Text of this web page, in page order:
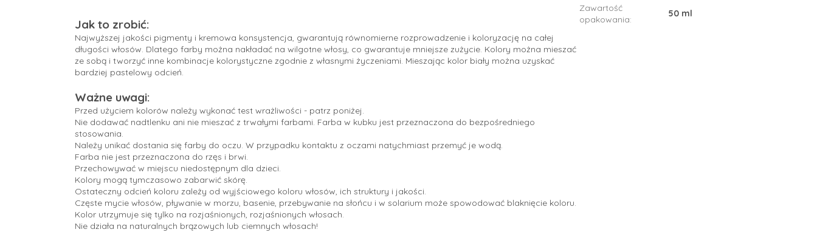
Jak to zrobić:
Najwyższej jakości pigmenty i kremowa konsystencja, gwarantują równomierne rozprowadzenie i koloryzację na całej
długości włosów. Dlatego farby można nakładać na wilgotne włosy, co gwarantuje mniejsze zużycie. Kolory można mieszać
ze sobą i tworzyć inne kombinacje kolorystyczne zgodnie z własnymi życzeniami. Mieszając kolor biały można uzyskać
bardziej pastelowy odcień.
Ważne uwagi:
Przed użyciem kolorów należy wykonać test wrażliwości - patrz poniżej.
Nie dodawać nadtlenku ani nie mieszać z trwałymi farbami. Farba w kubku jest przeznaczona do bezpośredniego
stosowania.
Należy unikać dostania się farby do oczu. W przypadku kontaktu z oczami natychmiast przemyć je wodą.
Farba nie jest przeznaczona do rzęs i brwi.
Przechowywać w miejscu niedostępnym dla dzieci.
Kolory mogą tymczasowo zabarwić skórę.
Ostateczny odcień koloru zależy od wyjściowego koloru włosów, ich struktury i jakości.
Częste mycie włosów, pływanie w morzu, basenie, przebywanie na słońcu i w solarium może spowodować blaknięcie koloru.
Kolor utrzymuje się tylko na rozjaśnionych, rozjaśnionych włosach.
Nie działa na naturalnych brązowych lub ciemnych włosach!
Zawartość
opakowania:
50 ml